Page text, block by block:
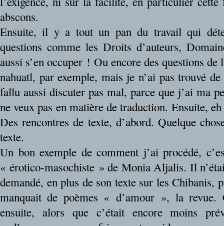
abscons.
Ensuite, il y a tout un pan du travail qui
questions comme les Droits d’auteurs,
aussi s’en occuper ! Ou encore des questions
nahuatl, par exemple, mais je n’ai pas trouvé
fallu aussi discuter pas mal, parce que j’ai ma
ne veux pas en matière de traduction. Ensuite,
Des rencontres de texte, d’abord. Quelque
texte.
Un bon exemple de comment j’ai procédé,
« érotico-masochiste » de Monia Aljalis. Il
demandé, en plus de son texte sur les Chibanis,
manquait de poèmes « d’amour », la revue.
ensuite, alors que c’était encore moins